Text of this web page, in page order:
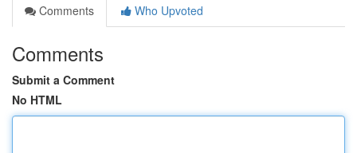
Comments
Who Upvoted
Comments
Submit a Comment
No HTML